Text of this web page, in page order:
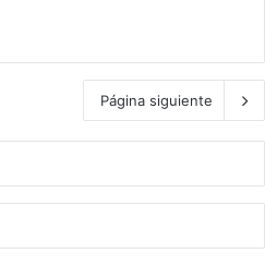
Página siguiente